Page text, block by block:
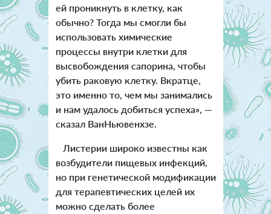
ей проникнуть в клетку, как
обычно? Тогда мы смогли бы
использовать химические
процессы внутри клетки для
высвобождения сапорина, чтобы
убить раковую клетку. Вкратце,
это именно то, чем мы занимались
и нам удалось добиться успеха», —
сказал ВанНьювенхзе.
Листерии широко известны как
возбудители пищевых инфекций,
но при генетической модификации
для терапевтических целей их
можно сделать более